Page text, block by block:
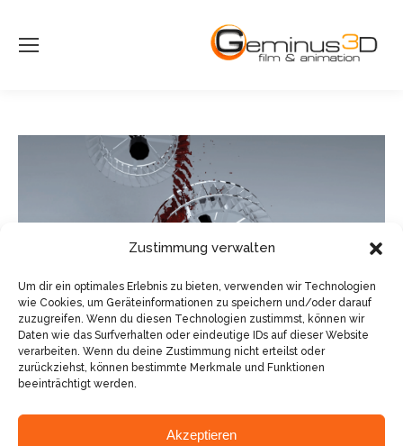
Zustimmung verwalten
Um dir ein optimales Erlebnis zu bieten, verwenden wir Technologien
wie Cookies, um Geräteinformationen zu speichern und/oder darauf
zuzugreifen. Wenn du diesen Technologien zustimmst, können wir
Daten wie das Surfverhalten oder eindeutige IDs auf dieser Website
verarbeiten. Wenn du deine Zustimmung nicht erteilst oder
zurückziehst, können bestimmte Merkmale und Funktionen
beeinträchtigt werden.
Akzeptieren
© Sven Pfister, Geminus 3D